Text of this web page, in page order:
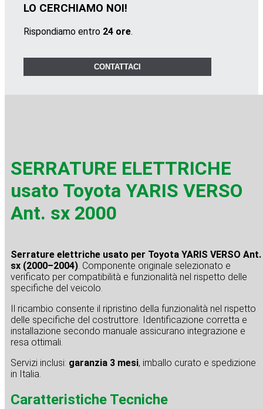
LO CERCHIAMO NOI!
Rispondiamo entro 24 ore.
CONTATTACI
SERRATURE ELETTRICHE
usato Toyota YARIS VERSO
Ant. sx 2000
Serrature elettriche usato per Toyota YARIS VERSO Ant.
sx (2000–2004). Componente originale selezionato e
verificato per compatibilità e funzionalità nel rispetto delle
specifiche del veicolo.
Il ricambio consente il ripristino della funzionalità nel rispetto
delle specifiche del costruttore. Identificazione corretta e
installazione secondo manuale assicurano integrazione e
resa ottimali.
Servizi inclusi: garanzia 3 mesi, imballo curato e spedizione
in Italia.
Caratteristiche Tecniche